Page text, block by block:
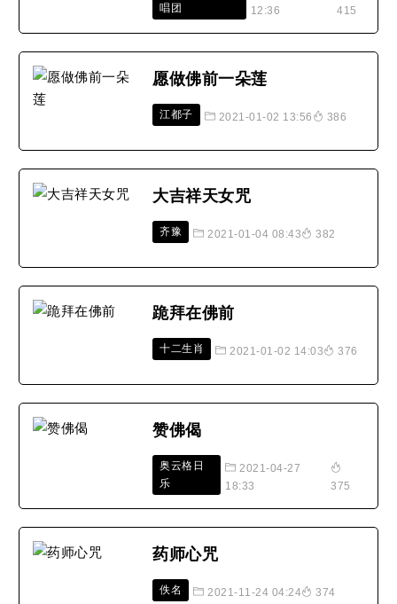
唱团
12:36
415
愿做佛前一朵莲
江都子 2021-01-02 13:56 386
大吉祥天女咒
齐豫 2021-01-04 08:43 382
跪拜在佛前
十二生肖 2021-01-02 14:03 376
赞佛偈
奥云格日
乐
2021-04-27
18:33
375
药师心咒
佚名 2021-11-24 04:24 374